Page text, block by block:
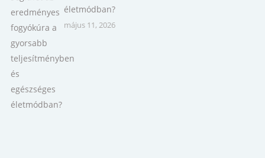
életmódban?
május 11, 2026